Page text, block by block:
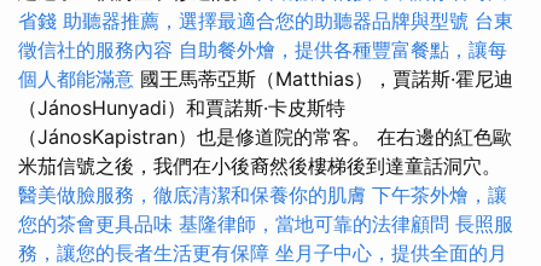
省錢 助聽器推薦，選擇最適合您的助聽器品牌與型號 台東
徵信社的服務內容 自助餐外燴，提供各種豐富餐點，讓每
個人都能滿意 國王馬蒂亞斯（Matthias），賈諾斯·霍尼迪
（JánosHunyadi）和賈諾斯·卡皮斯特
（JánosKapistran）也是修道院的常客。 在右邊的紅色歐
米茄信號之後，我們在小後裔然後樓梯後到達童話洞穴。
醫美做臉服務，徹底清潔和保養你的肌膚 下午茶外燴，讓
您的茶會更具品味 基隆律師，當地可靠的法律顧問 長照服
務，讓您的長者生活更有保障 坐月子中心，提供全面的月